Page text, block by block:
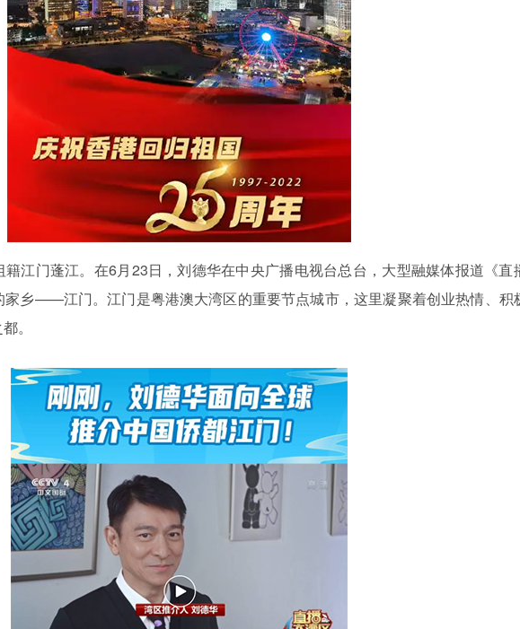
籍江门蓬江。在6月23日，刘德华在中央广播电视台总台，大型融媒体报道《直
家乡——江门。江门是粤港澳大湾区的重要节点城市，这里凝聚着创业热情、积
。